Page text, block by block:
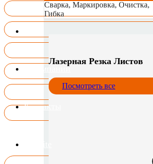
Сварка, Маркировка, Очистка,
Гибка
Лазерная Резка Листов
Посмотреть все
О компании
Контакты